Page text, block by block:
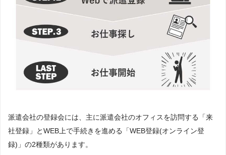
派遣会社の登録会には、主に派遣会社のオフィスを訪問する「来
社登録」とWEB上で手続きを進める「WEB登録(オンライン登
録)」の2種類があります。